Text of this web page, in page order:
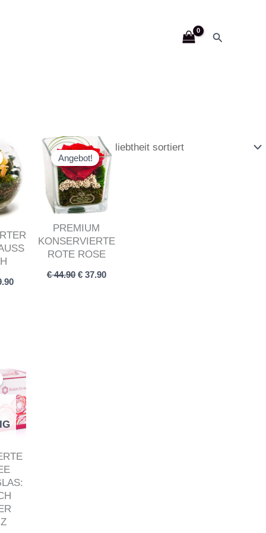
Suchen
P
Aktueller
Preis
ist:
€ 39.90.
Angebot!
PREMIUM
KONSERVIERTE
ROTE ROSE
€44.90
Ursprünglicher
Preis
war:
€ 44.90
€37.90
Aktueller
Preis
ist:
€ 37.90.
Preis
ist:
€ 39.99.